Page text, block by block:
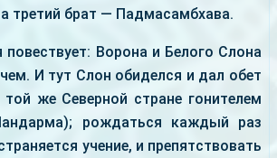
третий брат — Падмасамбхава.
повествует: Ворона и Белого Слона
И тут Слон обиделся и дал обет
той же Северной стране гонителем
рождаться каждый раз
учение, и препятствовать